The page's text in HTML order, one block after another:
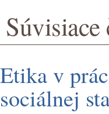
Etika v
sociálnej